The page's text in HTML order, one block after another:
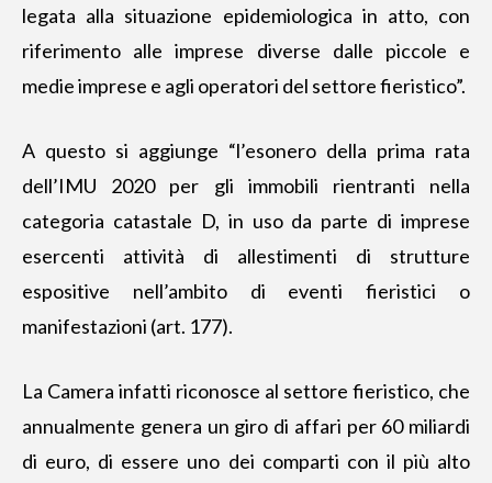
legata alla situazione epidemiologica in atto, con
riferimento alle imprese diverse dalle piccole e
medie imprese e agli operatori del settore fieristico”.
A questo si aggiunge “l’esonero della prima rata
dell’IMU 2020 per gli immobili rientranti nella
categoria catastale D, in uso da parte di imprese
esercenti attività di allestimenti di strutture
espositive nell’ambito di eventi fieristici o
manifestazioni (art. 177).
La Camera infatti riconosce al settore fieristico, che
annualmente genera un giro di affari per 60 miliardi
di euro, di essere uno dei comparti con il più alto